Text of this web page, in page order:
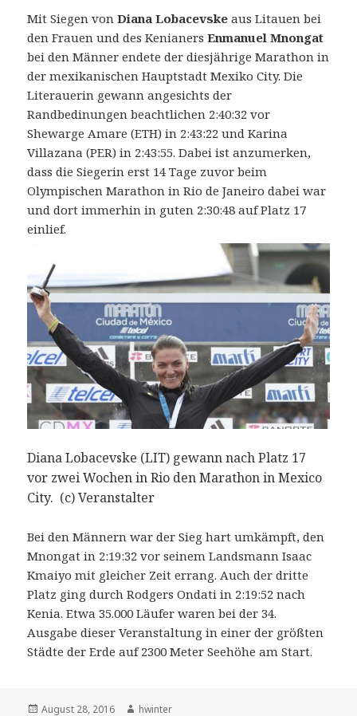
Mit Siegen von Diana Lobacevske aus Litauen bei
den Frauen und des KenianersEnmanuel Mnongat
bei den Männer endete der diesjährige Marathon in
der mexikanischen Hauptstadt Mexiko City.Die
Literauerin gewann angesichts der
Randbedinungen beachtlichen 2:40:32 vor
Shewarge Amare (ETH) in 2:43:22 und Karina
Villazana (PER) in 2:43:55. Dabei ist anzumerken,
dass die Siegerin erst 14 Tage zuvor beim
Olympischen Marathon in Rio de Janeiro dabei war
und dort immerhin in guten 2:30:48 auf Platz 17
einlief.
Diana Lobacevske (LIT) gewann nach Platz 17
vor zwei Wochen in Rio den Marathon in Mexico
City. (c) Veranstalter
Bei den Männern war der Sieg hart umkämpft, den
Mnongat in 2:19:32 vor seinem Landsmann Isaac
Kmaiyo mit gleicher Zeit errang. Auch der dritte
Platz ging durch Rodgers Ondati in 2:19:52 nach
Kenia. Etwa 35.000 Läufer waren bei der 34.
Ausgabe dieser Veranstaltung in einer der größten
Städte der Erde auf 2300 Meter Seehöhe am Start.
Veröffentlicht
August 28, 2016 Autor
hwinter